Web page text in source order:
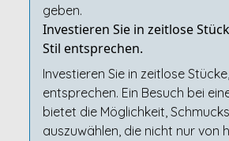
geben.
Investieren Sie in zeitlose
Stil entsprechen.
Investieren Sie in zeitlose
entsprechen. Ein Besuch bei
bietet die Möglichkeit,
auszuwählen, die nicht nur von